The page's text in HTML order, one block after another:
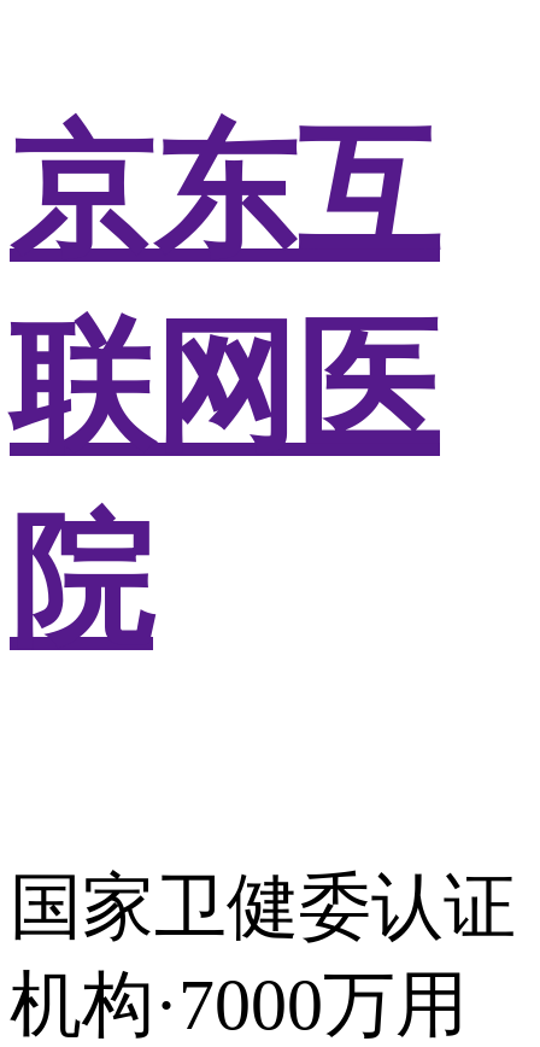
京东互
联网医
院
国家卫健委认证
机构·7000万用